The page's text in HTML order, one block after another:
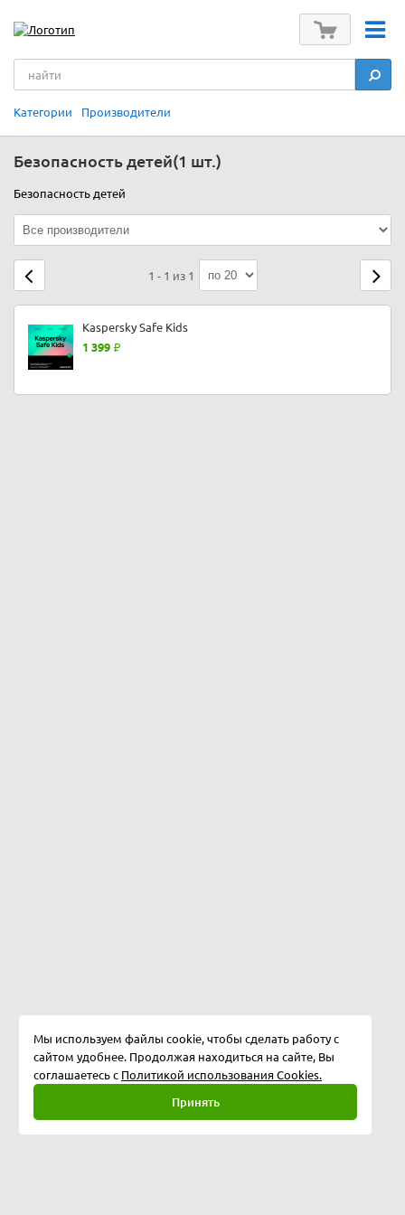
Категории Производители
Безопасность детей(1 шт.)
Безопасность детей
1 - 1 из 1
Kaspersky Safe Kids
1 399
Мы используем файлы cookie, чтобы сделать работу с
сайтом удобнее. Продолжая находиться на сайте, Вы
соглашаетесь с Политикой использования Cookies.
Принять